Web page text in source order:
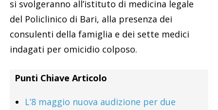
si svolgeranno all’istituto di medicina legale
del Policlinico di Bari, alla presenza dei
consulenti della famiglia e dei sette medici
indagati per omicidio colposo.
Punti Chiave Articolo
L’8 maggio nuova audizione per due